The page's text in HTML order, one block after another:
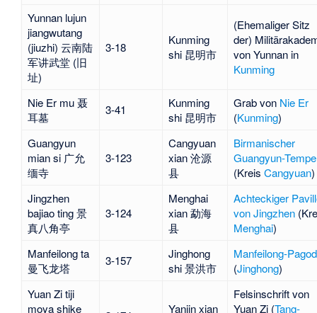
Yunnan lujun
jiangwutang
(jiuzhi) 云南陆
军讲武堂 (旧
址)
3-18
Kunming
shi 昆明市
(Ehemaliger Sitz
der)
von Yunnanin
Kunming
Nie Er mu 聂
耳墓
3-41
Kunming
shi 昆明市
Grab von Nie Er
(Kunming)
Guangyun
mian si 广允
缅寺
3-123
Cangyuan
xian 沧源
县
Birmanischer
Guangyun-
(Kreis Cangyuan)
Jingzhen
bajiao ting 景
真八角亭
3-124
Menghai
xian 勐海
县
Achteckiger
von Jingzhen
Menghai)
Manfeilong ta
曼飞龙塔
3-157
Jinghong
shi 景洪市
Manfeilong-
(Jinghong)
Yuan Zi tiji
moya shike
Yanjin xian
Felsinschrift von
Yuan Zi(Tang-